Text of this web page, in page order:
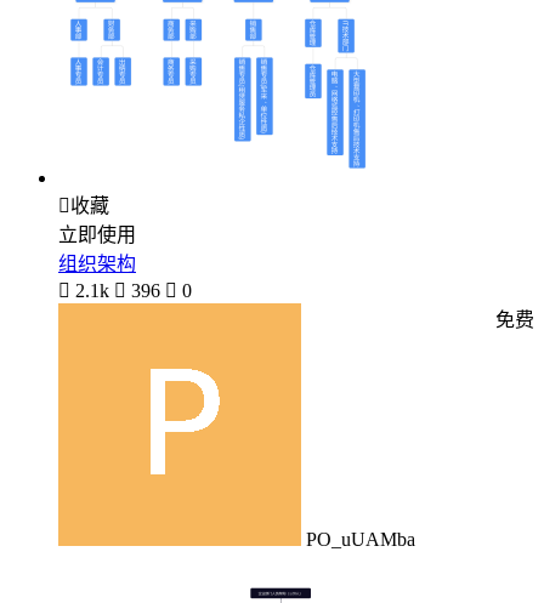
收藏
立即使用
组织架构
 2.1k  396  0
PO_uUAMba
免费